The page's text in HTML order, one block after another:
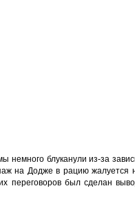
немного блуканули из-за
на Додже в рацию жалуется
переговоров был сделан